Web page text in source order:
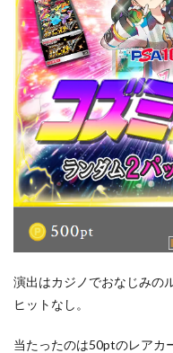
演出はカジノでおなじみの
ヒットなし。
当たったのは50ptのレアカ